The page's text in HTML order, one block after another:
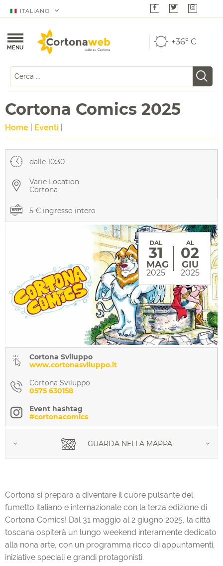
ITALIANO
MENU
+36° C
Cortona Comics 2025
Home Eventi
dalle 10:30
Varie Location
Cortona
5 € ingresso intero
DAL
31
MAG
2025
AL
02
GIU
2025
Cortona Sviluppo
www.cortonasviluppo.it
Cortona Sviluppo
0575 630158
Event hashtag
#cortonacomics
GUARDA NELLA MAPPA
Cortona si prepara a diventare il cuore pulsante del
fumetto italiano e internazionale con la terza edizione di
Cortona Comics! Dal 31 maggio al 2 giugno 2025, la città
toscana ospiterà un lungo weekend interamente dedicato
alla nona arte, con un programma ricco di appuntamenti,
iniziative speciali e grandi protagonisti.